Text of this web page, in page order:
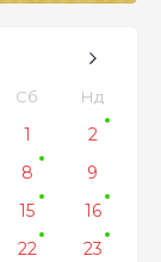
Сб Нд
1
2
8
9
15
16
22
23